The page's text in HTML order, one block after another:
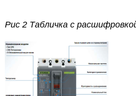
Рис 2 Табличка с